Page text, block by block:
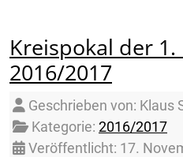
Kreispokal der
2016/2017
Details
Geschrieben von: Klaus
Kategorie: 2016/2017
Veröffentlicht: 17.